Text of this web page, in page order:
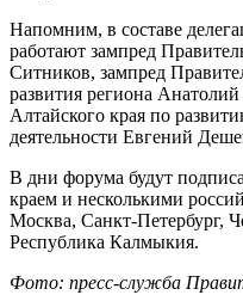
Напомним, в составе
работают зампред
Ситников, зампред
развития региона
Алтайского края по
деятельности Евгений
В дни форума будут
краем и несколькими
Москва, Санкт-Петербург,
Республика Калмыкия.
Фото: пресс-служба